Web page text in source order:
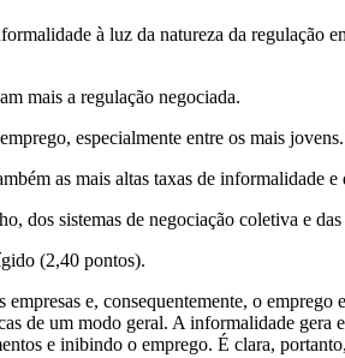
à luz da natureza da regulação
mais a regulação negociada.
especialmente entre os mais jovens.
as mais altas taxas de informalidade e
dos sistemas de negociação coletiva e
(2,40 pontos).
e, consequentemente, o emprego
de um modo geral. A informalidade gera
e inibindo o emprego. É clara,